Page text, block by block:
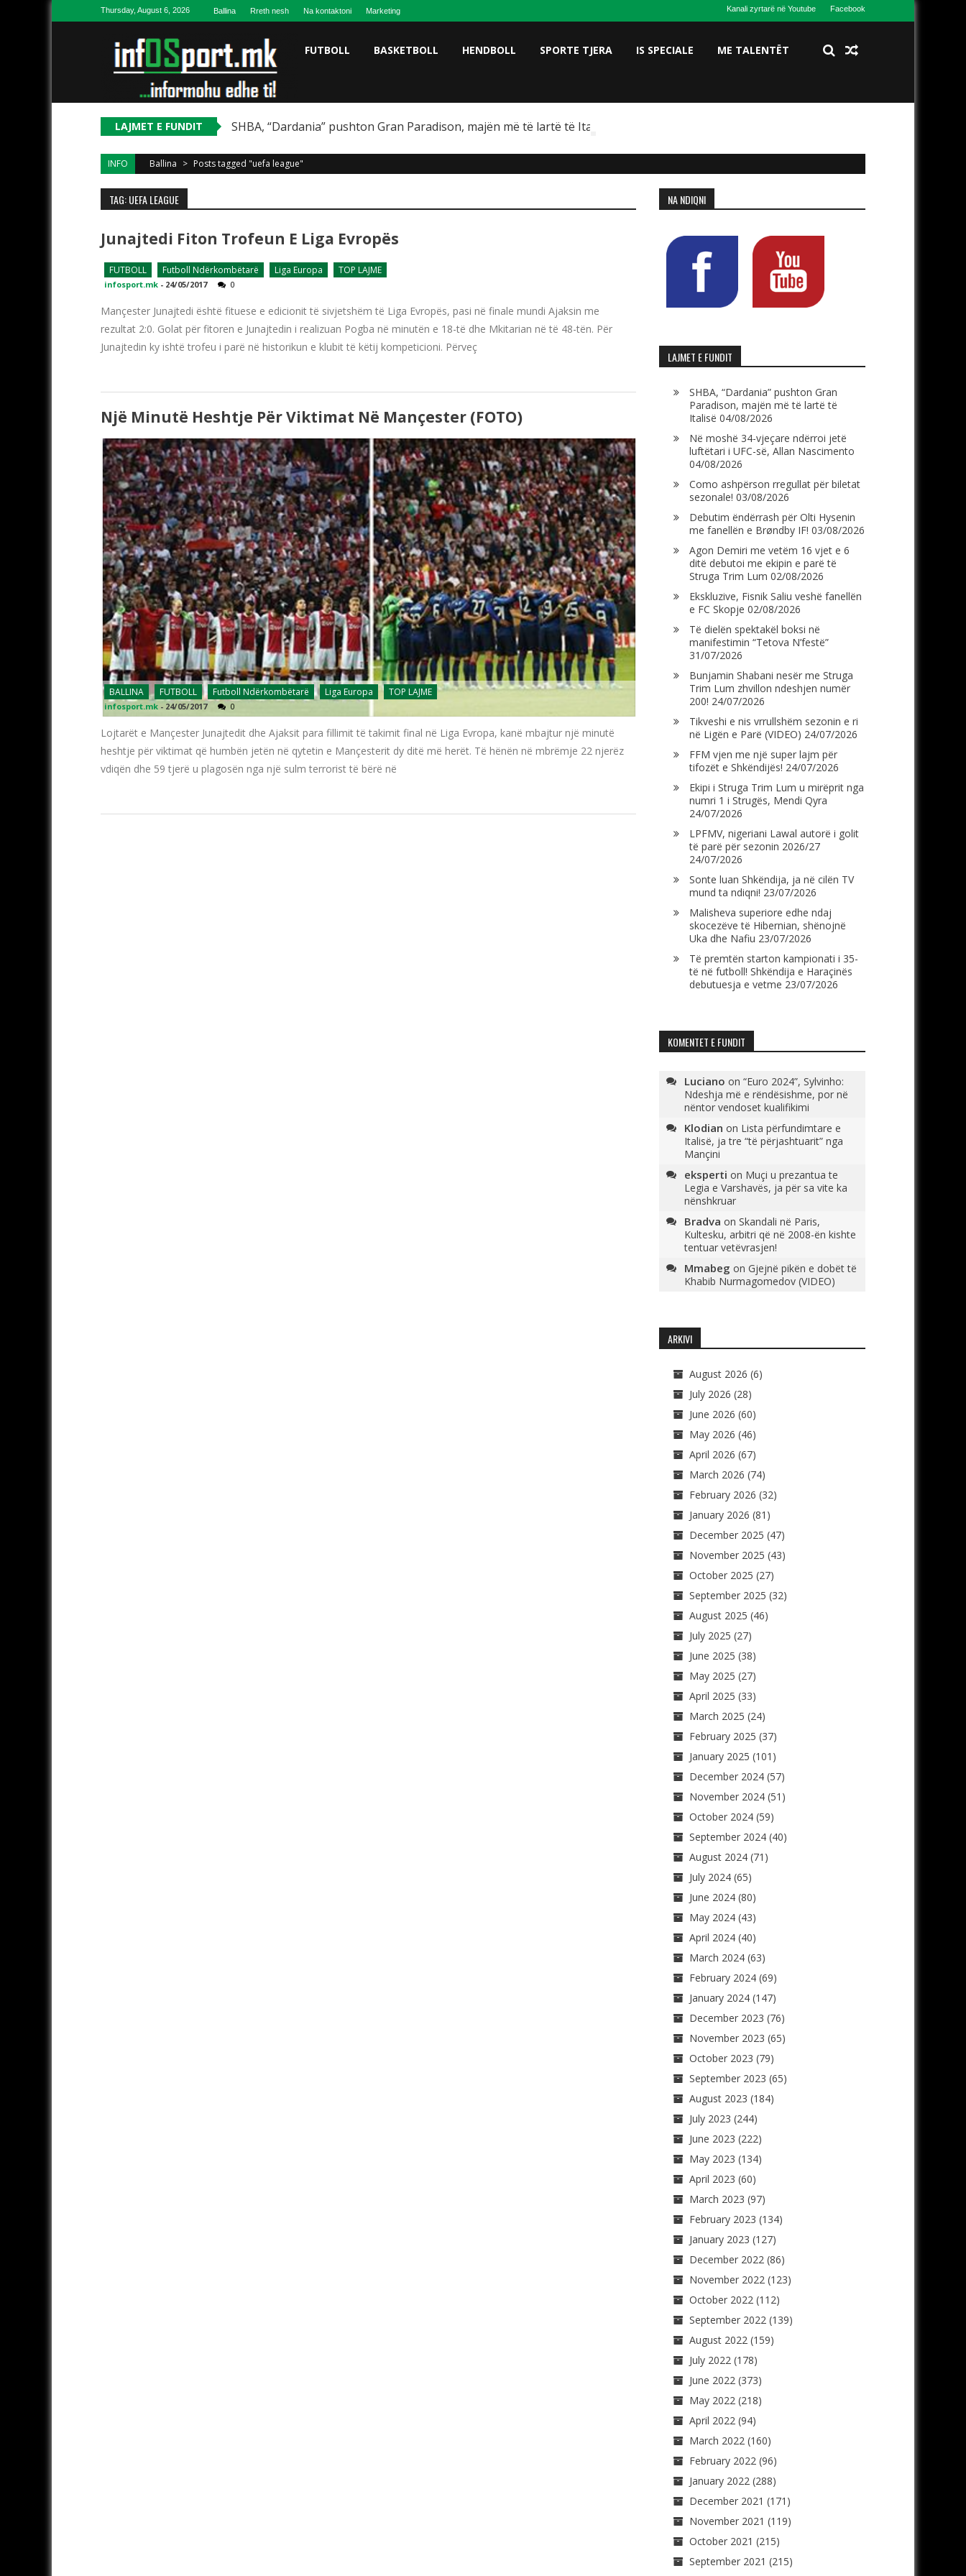
Skip to contentThursday, August 6, 2026 Ballina Rreth nesh Na kontaktoni Marketing Kanali zyrtarë në Youtube Facebook
FUTBOLL BASKETBOLL HENDBOLL SPORTE TJERA IS SPECIALE ME TALENTËT
LAJMET E FUNDIT SHBA, “Dardania” pushton Gran Paradison, majën më të lartë të Italisë
INFO Ballina > Posts tagged "uefa league"
TAG: UEFA LEAGUE
Junajtedi Fiton Trofeun E Liga Evropës
FUTBOLL Futboll Ndërkombëtarë Liga Europa TOP LAJME
infosport.mk - 24/05/2017 0
Mançester Junajtedi është fituese e edicionit të sivjetshëm të Liga Evropës, pasi në finale mundi Ajaksin me
rezultat 2:0. Golat për fitoren e Junajtedin i realizuan Pogba në minutën e 18-të dhe Mkitarian në të 48-tën. Për
Junajtedin ky ishtë trofeu i parë në historikun e klubit të këtij kompeticioni. Përveç
Një Minutë Heshtje Për Viktimat Në Mançester (FOTO)
BALLINA FUTBOLL Futboll Ndërkombëtarë Liga Europa TOP LAJME
infosport.mk - 24/05/2017 0
Lojtarët e Mançester Junajtedit dhe Ajaksit para fillimit të takimit final në Liga Evropa, kanë mbajtur një minutë
heshtje për viktimat që humbën jetën në qytetin e Mançesterit dy ditë më herët. Të hënën në mbrëmje 22 njerëz
vdiqën dhe 59 tjerë u plagosën nga një sulm terrorist të bërë në
NA NDIQNI
LAJMET E FUNDIT
SHBA, “Dardania” pushton Gran
Paradison, majën më të lartë të
Italisë 04/08/2026
Në moshë 34-vjeçare ndërroi jetë
luftëtari i UFC-së, Allan Nascimento
04/08/2026
Como ashpërson rregullat për biletat
sezonale! 03/08/2026
Debutim ëndërrash për Olti Hysenin
me fanellën e Brøndby IF! 03/08/2026
Agon Demiri me vetëm 16 vjet e 6
ditë debutoi me ekipin e parë të
Struga Trim Lum 02/08/2026
Ekskluzive, Fisnik Saliu veshë fanellën
e FC Skopje 02/08/2026
Të dielën spektakël boksi në
manifestimin “Tetova N’festë”
31/07/2026
Bunjamin Shabani nesër me Struga
Trim Lum zhvillon ndeshjen numër
200! 24/07/2026
Tikveshi e nis vrrullshëm sezonin e ri
në Ligën e Parë (VIDEO) 24/07/2026
FFM vjen me një super lajm për
tifozët e Shkëndijës! 24/07/2026
Ekipi i Struga Trim Lum u mirëprit nga
numri 1 i Strugës, Mendi Qyra
24/07/2026
LPFMV, nigeriani Lawal autorë i golit
të parë për sezonin 2026/27
24/07/2026
Sonte luan Shkëndija, ja në cilën TV
mund ta ndiqni! 23/07/2026
Malisheva superiore edhe ndaj
skocezëve të Hibernian, shënojnë
Uka dhe Nafiu 23/07/2026
Të premtën starton kampionati i 35-
të në futboll! Shkëndija e Haraçinës
debutuesja e vetme 23/07/2026
KOMENTET E FUNDIT
Luciano on “Euro 2024”, Sylvinho:
Ndeshja më e rëndësishme, por në
nëntor vendoset kualifikimi
Klodian on Lista përfundimtare e
Italisë, ja tre “të përjashtuarit” nga
Mançini
eksperti on Muçi u prezantua te
Legia e Varshavës, ja për sa vite ka
nënshkruar
Bradva on Skandali në Paris,
Kultesku, arbitri që në 2008-ën kishte
tentuar vetëvrasjen!
Mmabeg on Gjejnë pikën e dobët të
Khabib Nurmagomedov (VIDEO)
ARKIVI
August 2026 (6)
July 2026 (28)
June 2026 (60)
May 2026 (46)
April 2026 (67)
March 2026 (74)
February 2026 (32)
January 2026 (81)
December 2025 (47)
November 2025 (43)
October 2025 (27)
September 2025 (32)
August 2025 (46)
July 2025 (27)
June 2025 (38)
May 2025 (27)
April 2025 (33)
March 2025 (24)
February 2025 (37)
January 2025 (101)
December 2024(57)
November 2024(51)
October 2024(59)
September 2024(40)
August 2024(71)
July 2024(65)
June 2024(80)
May 2024(43)
April 2024(40)
March 2024(63)
February 2024(69)
January 2024(147)
December 2023 (76)
November 2023 (65)
October 2023 (79)
September 2023 (65)
August 2023 (184)
July 2023 (244)
June 2023 (222)
May 2023 (134)
April 2023 (60)
March 2023 (97)
February 2023 (134)
January 2023 (127)
December 2022(86)
November 2022(123)
October 2022(112)
September 2022(139)
August 2022(159)
July 2022(178)
June 2022(373)
May 2022(218)
April 2022(94)
March 2022(160)
February 2022(96)
January 2022(288)
December 2021 (171)
November 2021 (119)
October 2021 (215)
September 2021 (215)